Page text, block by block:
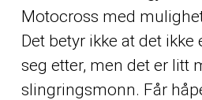
Motocross med
Det betyr ikke at det ikke
seg etter, men det er litt
slingringsmonn. Får